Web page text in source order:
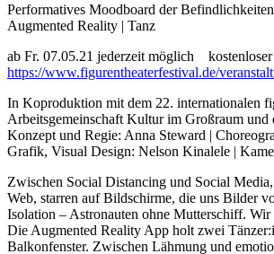
Performatives Moodboard der
Augmented Reality | Tanz
ab Fr. 07.05.21 jederzeit möglich
https://www.figurentheaterfestival.de/
In Koproduktion mit dem 22. internationalen
Arbeitsgemeinschaft Kultur im Großraum
Konzept und Regie: Anna Steward |
Grafik, Visual Design: Nelson Kinalele |
Zwischen Social Distancing und Social
Web, starren auf Bildschirme, die uns Bilder
Isolation – Astronauten ohne Mutterschiff.
Die Augmented Reality App holt zwei
Balkonfenster. Zwischen Lähmung und